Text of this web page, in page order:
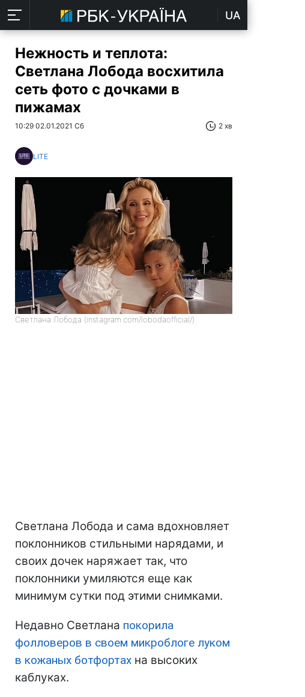
UA
Нежность и теплота:
Светлана Лобода восхитила
сеть фото с дочками в
пижамах
10:29 02.01.2021 Сб 2 хв
LITE
Светлана Лобода (instagram.com/lobodaofficial/)
Светлана Лобода и сама вдохновляет
поклонников стильными нарядами, и
своих дочек наряжает так, что
поклонники умиляются еще как
минимум сутки под этими снимками.
Недавно Светлана покорила
фолловеров в своем микроблоге луком
в кожаных ботфортах на высоких
каблуках.